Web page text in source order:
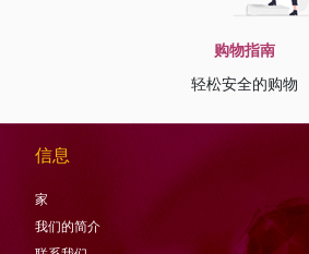
购物指南
轻松安全的购物
信息
家
我们的简介